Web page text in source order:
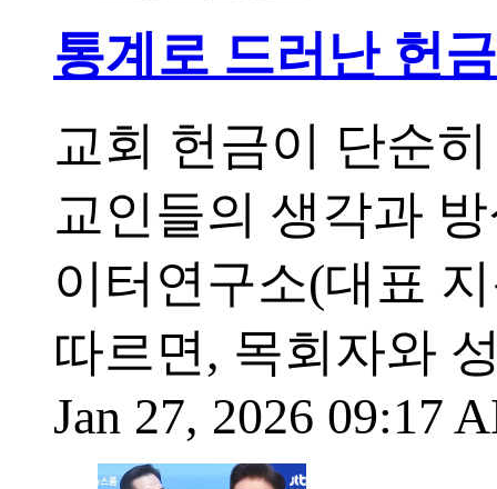
통계로 드러난 헌
교회 헌금이 단순
교인들의 생각과
이터연구소(대표
따르면, 목회자와
Jan 27, 2026 09:17